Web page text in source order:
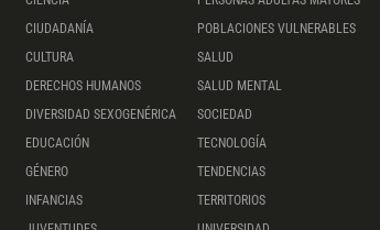
CIUDADANÍA
CULTURA
DERECHOS HUMANOS
DIVERSIDAD SEXOGENÉRICA
EDUCACIÓN
GÉNERO
INFANCIAS
POBLACIONES VULNERABLES
SALUD
SALUD MENTAL
SOCIEDAD
TECNOLOGÍA
TENDENCIAS
TERRITORIOS